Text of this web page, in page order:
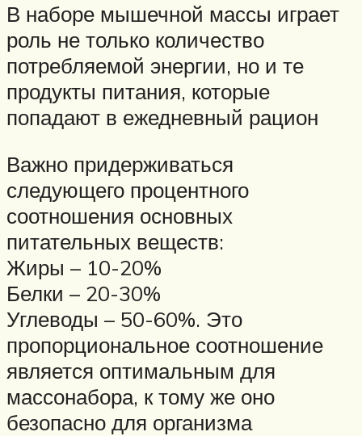
В наборе мышечной массы играет
роль не только количество
потребляемой энергии, но и те
продукты питания, которые
попадают в ежедневный рацион
Важно придерживаться
следующего процентного
соотношения основных
питательных веществ:
Жиры – 10-20%
Белки – 20-30%
Углеводы – 50-60%. Это
пропорциональное соотношение
является оптимальным для
массонабора, к тому же оно
безопасно для организма